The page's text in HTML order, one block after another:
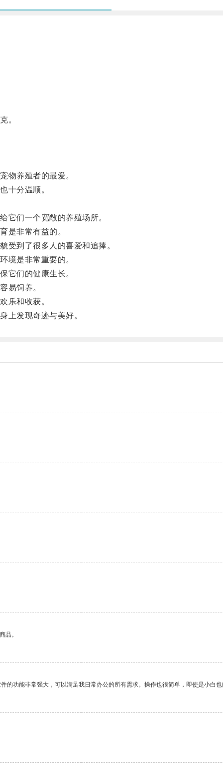
。
养殖者的最爱。
分温顺。
们一个宽敞的养殖场所。
非常有益的。
到了很多人的喜爱和追捧。
是非常重要的。
们的健康生长。
易饲养。
和收获。
发现奇迹与美好。
品。
的功能非常强大，可以满足我日常办公的所有需求。操作也很简单，即使是小白